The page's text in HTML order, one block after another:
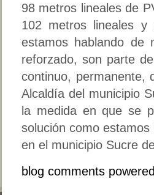
98 metros lineales de
102 metros lineales
estamos hablando de
reforzado, son parte
continuo, permanente,
Alcaldía del municipio
la medida en que se
solución como
en el municipio Sucre
blog comments